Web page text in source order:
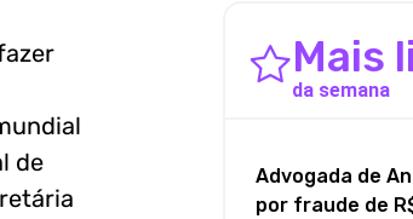
de
Mais
da semana
Advogada de
por fraude de